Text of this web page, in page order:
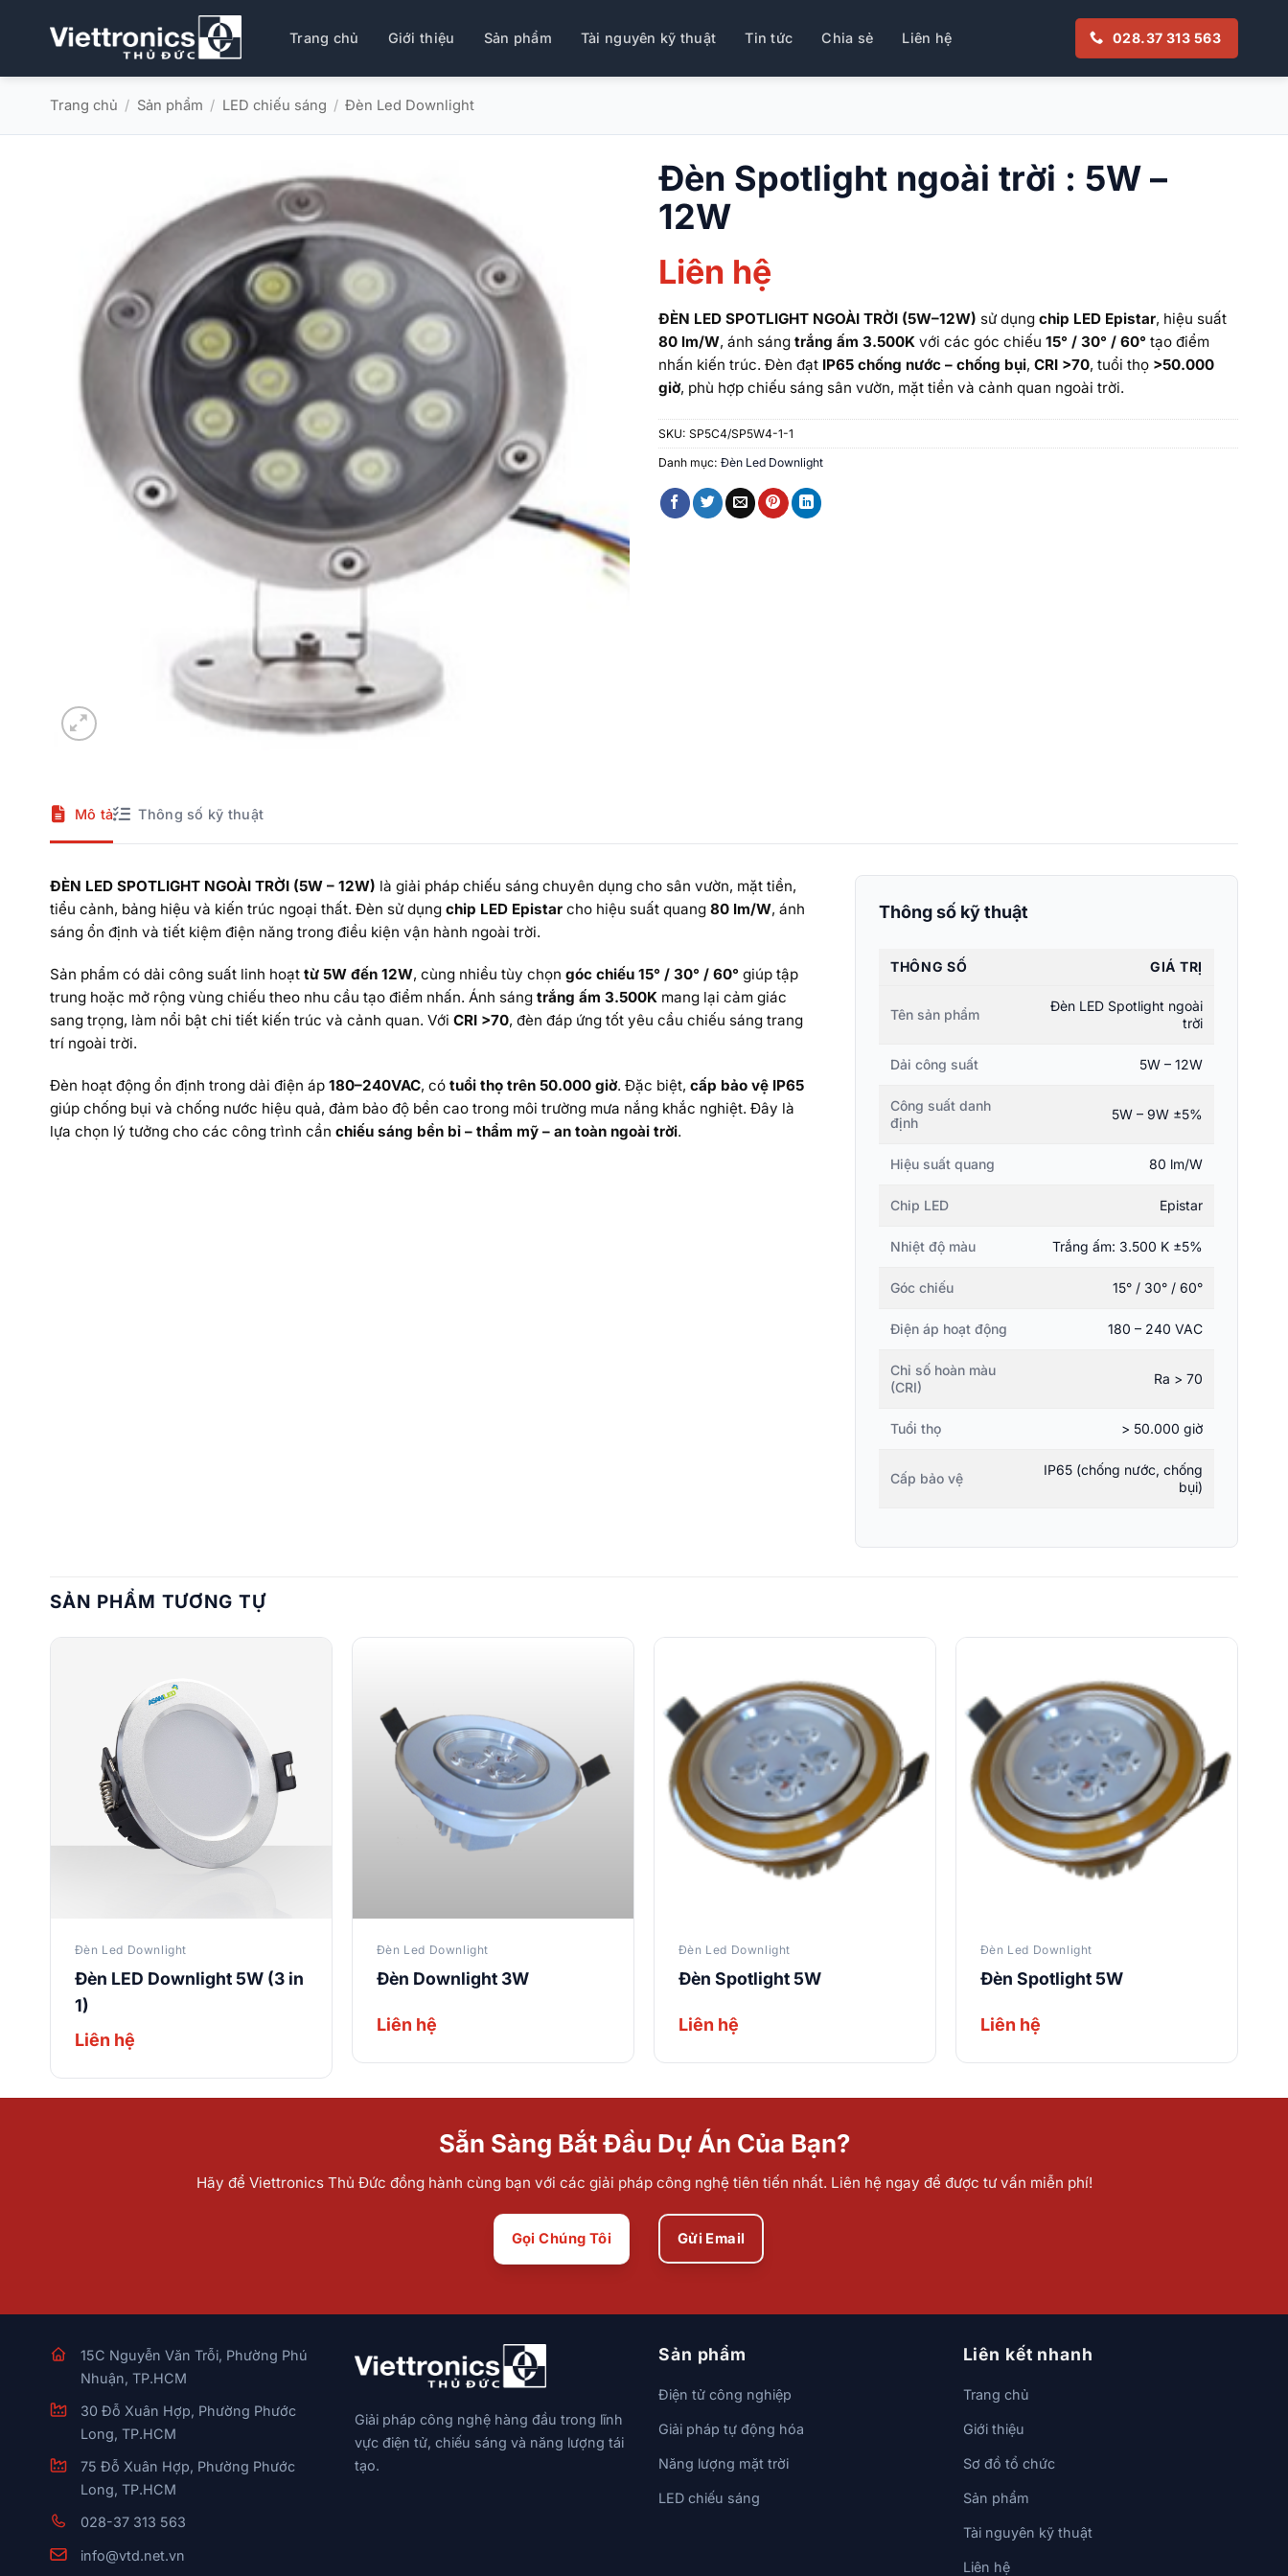
dung
Trang chủ Giới thiệu Sản phẩm Tài nguyên kỹ thuật Tin tức Chia sẻ Liên hệ 028.37 313 563
Trang chủ / Sản phẩm / LED chiếu sáng / Đèn Led Downlight
Đèn Spotlight ngoài trời : 5W –
12W
Liên hệ
ĐÈN LED SPOTLIGHT NGOÀI TRỜI (5W–12W) sử dụng chip LED Epistar, hiệu suất
80 lm/W, ánh sáng trắng ấm 3.500K với các góc chiếu 15° / 30° / 60° tạo điểm
nhấn kiến trúc. Đèn đạt IP65 chống nước – chống bụi, CRI >70, tuổi thọ >50.000
giờ, phù hợp chiếu sáng sân vườn, mặt tiền và cảnh quan ngoài trời.
SKU: SP5C4/SP5W4-1-1
Danh mục: Đèn Led Downlight
Mô tả Thông số kỹ thuật
ĐÈN LED SPOTLIGHT NGOÀI TRỜI (5W – 12W) là giải pháp chiếu sáng chuyên dụng cho sân vườn, mặt tiền,
tiểu cảnh, bảng hiệu và kiến trúc ngoại thất. Đèn sử dụng chip LED Epistar cho hiệu suất quang 80 lm/W, ánh
sáng ổn định và tiết kiệm điện năng trong điều kiện vận hành ngoài trời.
Sản phẩm có dải công suất linh hoạt từ 5W đến 12W, cùng nhiều tùy chọn góc chiếu 15° / 30° / 60° giúp tập
trung hoặc mở rộng vùng chiếu theo nhu cầu tạo điểm nhấn. Ánh sáng trắng ấm 3.500K mang lại cảm giác
sang trọng, làm nổi bật chi tiết kiến trúc và cảnh quan. Với CRI >70, đèn đáp ứng tốt yêu cầu chiếu sáng trang
trí ngoài trời.
Đèn hoạt động ổn định trong dải điện áp 180–240VAC, có tuổi thọ trên 50.000 giờ. Đặc biệt, cấp bảo vệ IP65
giúp chống bụi và chống nước hiệu quả, đảm bảo độ bền cao trong môi trường mưa nắng khắc nghiệt. Đây là
lựa chọn lý tưởng cho các công trình cần chiếu sáng bền bỉ – thẩm mỹ – an toàn ngoài trời.
Thông số kỹ thuật
THÔNG SỐ GIÁ TRỊ
Tên sản phẩm
Đèn LED Spotlight ngoài
trời
Dải công suất 5W – 12W
Công suất danh
định
5W – 9W ±5%
Hiệu suất quang 80 lm/W
Chip LED Epistar
Nhiệt độ màu Trắng ấm: 3.500 K ±5%
Góc chiếu 15° / 30° / 60°
Điện áp hoạt động 180 – 240 VAC
Chỉ số hoàn màu
(CRI)
Ra > 70
Tuổi thọ > 50.000 giờ
Cấp bảo vệ
IP65 (chống nước, chống
bụi)
SẢN PHẨM TƯƠNG TỰ
Đèn Led Downlight
Đèn LED Downlight 5W (3 in
1)
Liên hệ
Đèn Led Downlight
Đèn Downlight 3W
Liên hệ
Đèn Led Downlight
Đèn Spotlight 5W
Liên hệ
Đèn Led Downlight
Đèn Spotlight 5W
Liên hệ
Sẵn Sàng Bắt Đầu Dự Án Của Bạn?
Hãy để Viettronics Thủ Đức đồng hành cùng bạn với các giải pháp công nghệ tiên tiến nhất. Liên hệ ngay để được tư vấn miễn phí!
Gọi Chúng Tôi Gửi Email
15C Nguyễn Văn Trỗi, Phường Phú
Nhuận, TP.HCM
30 Đỗ Xuân Hợp, Phường Phước
Long, TP.HCM
75 Đỗ Xuân Hợp, Phường Phước
Long, TP.HCM
028-37 313 563
info@vtd.net.vn
Giải pháp công nghệ hàng đầu trong lĩnh
vực điện tử, chiếu sáng và năng lượng tái
tạo.
Sản phẩm
Điện tử công nghiệp
Giải pháp tự động hóa
Năng lượng mặt trời
LED chiếu sáng
Liên kết nhanh
Trang chủ
Giới thiệu
Sơ đồ tổ chức
Sản phẩm
Tài nguyên kỹ thuật
Liên hệ